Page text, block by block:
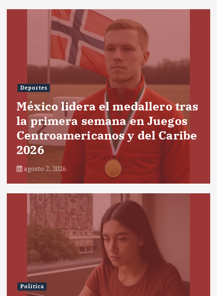
Deportes
México lidera el medallero tras
la primera semana en Juegos
Centroamericanos y del Caribe
2026
agosto 2, 2026
Política